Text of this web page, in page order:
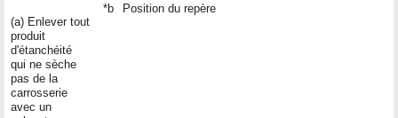
(a) Enlever tout
produit
d'étanchéité
qui ne sèche
pas de la
carrosserie
avec un
*b Position du repère